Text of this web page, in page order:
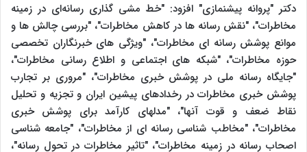
دکتر "پروانه پیشنمازی" افزود: "خط‌ مشی گذاری رسانه‌ای در زمینه
مخاطرات"، "نقش رسانه ها در کاهش مخاطرات"، "بررسی چالش ها و
موانع پوشش رسانه ای مخاطرات"، "ویژگی های خبرنگاران تخصصی
حوزه مخاطرات"، "شبکه های اجتماعی و اطلاع رسانی مخاطرات"،
"جایگاه رسانه ملی در پوشش خبری مخاطرات"، "مروری بر تجارب
پوشش خبری مخاطرات در رخدادهای پیشین ایران و تجزیه و تحلیل
نقاط ضعف و قوت آنها"، "مدلهای کارآمد برای پوشش خبری
مخاطرات"، "مخاطب شناسی رسانه ای از مخاطرات"، "جامعه شناسی
اصحاب رسانه در زمینه مخاطرات"، "تاثیر مخاطرات در تحول رسانه"،